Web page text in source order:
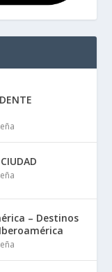
– Destinos